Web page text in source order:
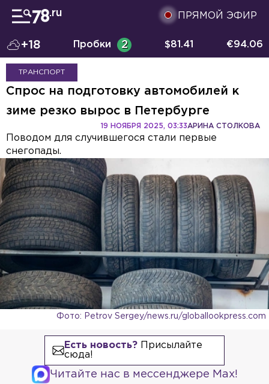
ПРЯМОЙ ЭФИР
+18 Пробки 2 $81.41 €94.06
ТРАНСПОРТ
Спрос на подготовку автомобилей к
зиме резко вырос в Петербурге
АРИНА СТОЛКОВА
19 НОЯБРЯ 2025, 03:33
Поводом для случившегося стали первые
снегопады.
Фото: Petrov Sergey/news.ru/globallookpress.com
Есть новость?Присылайте
сюда!
Читайте нас в мессенджере Max!